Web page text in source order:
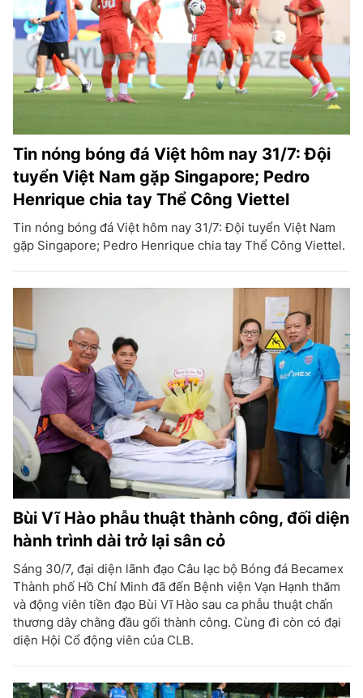
Tin nóng bóng đá Việt hôm nay 31/7: Đội
tuyển Việt Nam gặp Singapore; Pedro
Henrique chia tay Thể Công Viettel
Tin nóng bóng đá Việt hôm nay 31/7: Đội tuyển Việt Nam
gặp Singapore; Pedro Henrique chia tay Thể Công Viettel.
Bùi Vĩ Hào phẫu thuật thành công, đối diện
hành trình dài trở lại sân cỏ
Sáng 30/7, đại diện lãnh đạo Câu lạc bộ Bóng đá Becamex
Thành phố Hồ Chí Minh đã đến Bệnh viện Vạn Hạnh thăm
và động viên tiền đạo Bùi Vĩ Hào sau ca phẫu thuật chấn
thương dây chằng đầu gối thành công. Cùng đi còn có đại
diện Hội Cổ động viên của CLB.